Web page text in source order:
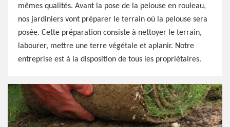
mêmes qualités. Avant la pose de la pelouse en rouleau,
nos jardiniers vont préparer le terrain où la pelouse sera
posée. Cette préparation consiste à nettoyer le terrain,
labourer, mettre une terre végétale et aplanir. Notre
entreprise est à la disposition de tous les propriétaires.